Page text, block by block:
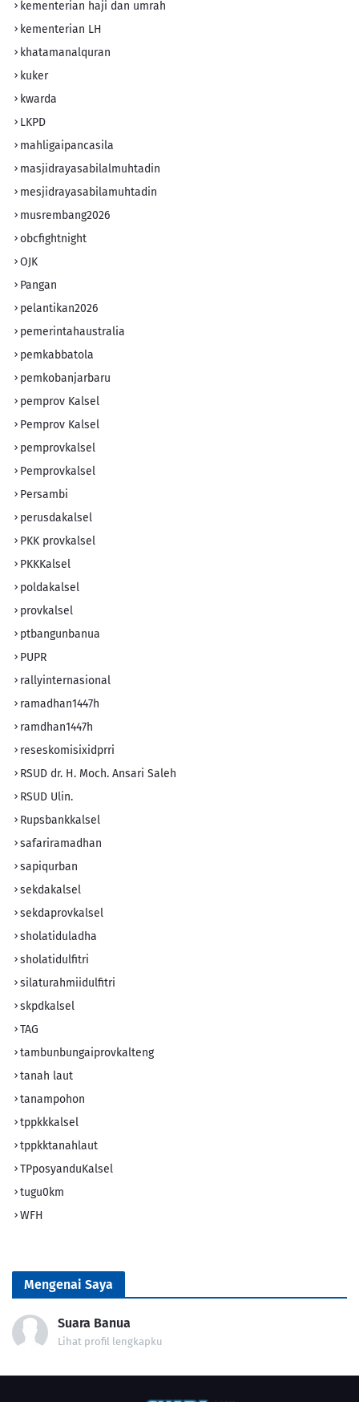
kementerian haji dan umrah
kementerian LH
khatamanalquran
kuker
kwarda
LKPD
mahligaipancasila
masjidrayasabilalmuhtadin
mesjidrayasabilamuhtadin
musrembang2026
obcfightnight
OJK
Pangan
pelantikan2026
pemerintahaustralia
pemkabbatola
pemkobanjarbaru
pemprov Kalsel
Pemprov Kalsel
pemprovkalsel
Pemprovkalsel
Persambi
perusdakalsel
PKK provkalsel
PKKKalsel
poldakalsel
provkalsel
ptbangunbanua
PUPR
rallyinternasional
ramadhan1447h
ramdhan1447h
reseskomisixidprri
RSUD dr. H. Moch. Ansari Saleh
RSUD Ulin.
Rupsbankkalsel
safariramadhan
sapiqurban
sekdakalsel
sekdaprovkalsel
sholatiduladha
sholatidulfitri
silaturahmiidulfitri
skpdkalsel
TAG
tambunbungaiprovkalteng
tanah laut
tanampohon
tppkkkalsel
tppkktanahlaut
TPposyanduKalsel
tugu0km
WFH
Mengenai Saya
Suara Banua
Lihat profil lengkapku